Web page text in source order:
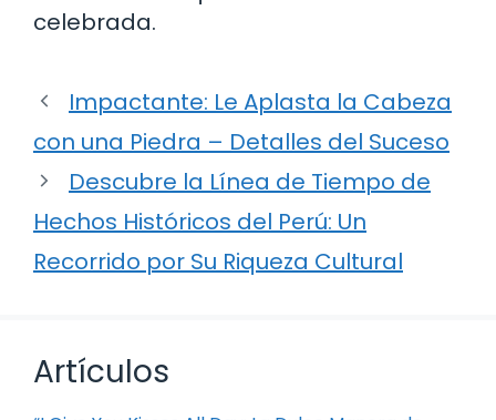
celebrada.
Impactante: Le Aplasta la Cabeza
con una Piedra – Detalles del Suceso
Descubre la Línea de Tiempo de
Hechos Históricos del Perú: Un
Recorrido por Su Riqueza Cultural
Artículos